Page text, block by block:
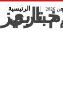
الرئيسية